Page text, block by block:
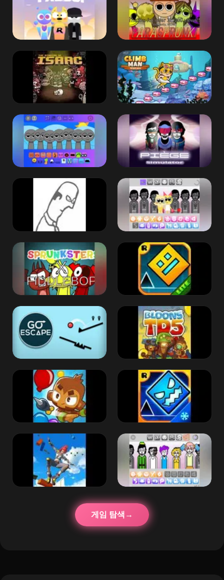
게임 탐색